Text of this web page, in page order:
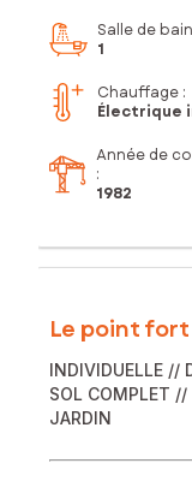
Salle de bain
1
Chauffage :
Électrique
Année de
:
1982
Le point
INDIVIDUELLE //
SOL COMPLET //
JARDIN